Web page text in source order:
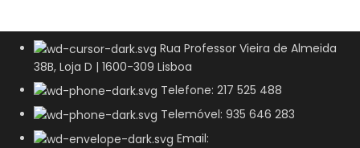
Rua Professor Vieira de Almeida
38B, Loja D | 1600-309 Lisboa
Telefone: 217 525 488
Telemóvel: 935 646 283
Email: